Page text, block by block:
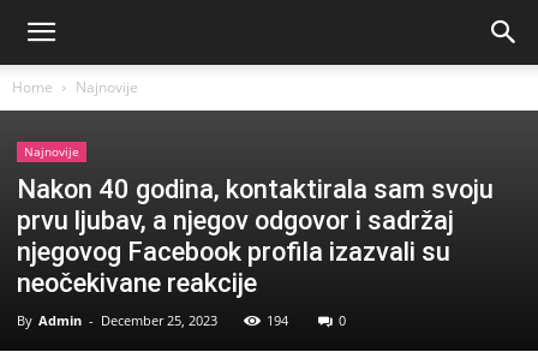
Home Najnovije
Najnovije
Nakon 40 godina, kontaktirala sam svoju
prvu ljubav, a njegov odgovor i sadržaj
njegovog Facebook profila izazvali su
neočekivane reakcije
By Admin - December 25, 2023 194 0